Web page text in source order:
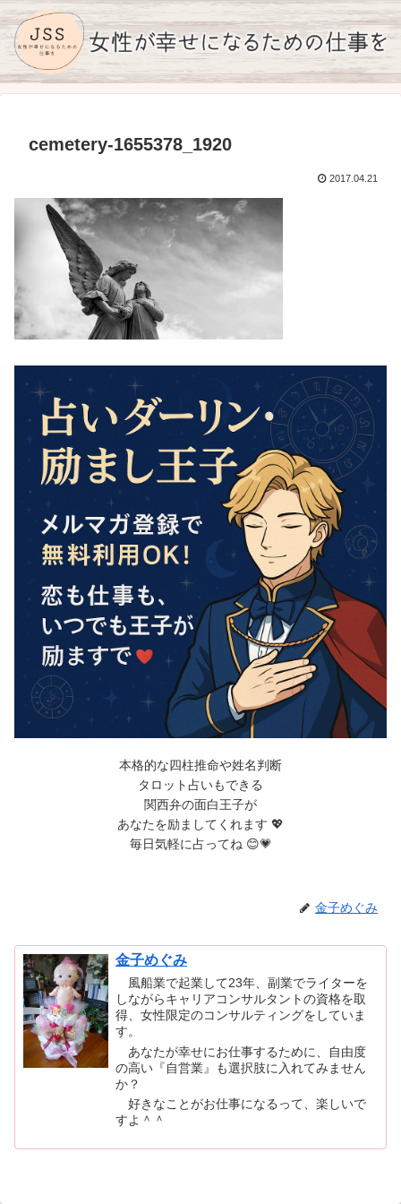
cemetery-1655378_1920
2017.04.21
本格的な四柱推命や姓名判断
タロット占いもできる
関西弁の面白王子が
あなたを励ましてくれます 💖
毎日気軽に占ってね 😊💗
金子めぐみ
金子めぐみ
風船業で起業して23年、副業でライターを
しながらキャリアコンサルタントの資格を取
得、女性限定のコンサルティングをしていま
す。
あなたが幸せにお仕事するために、自由度
の高い『自営業』も選択肢に入れてみません
か？
好きなことがお仕事になるって、楽しいで
すよ＾＾